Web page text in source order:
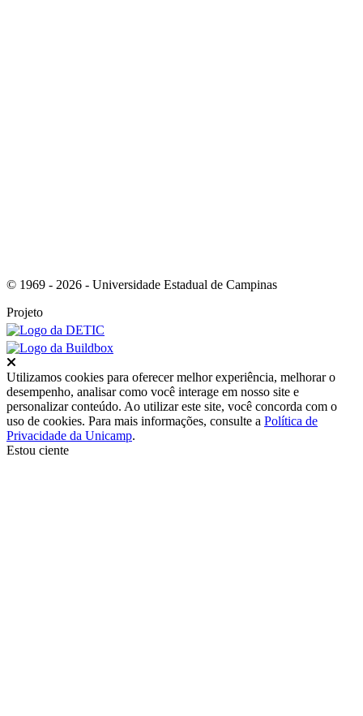
© 1969 - 2026 - Universidade Estadual de Campinas
Projeto
Utilizamos cookies para oferecer melhor experiência, melhorar o
desempenho, analisar como você interage em nosso site e
personalizar conteúdo. Ao utilizar este site, você concorda com o
uso de cookies. Para mais informações, consulte a Política de
Privacidade da Unicamp.
Estou ciente